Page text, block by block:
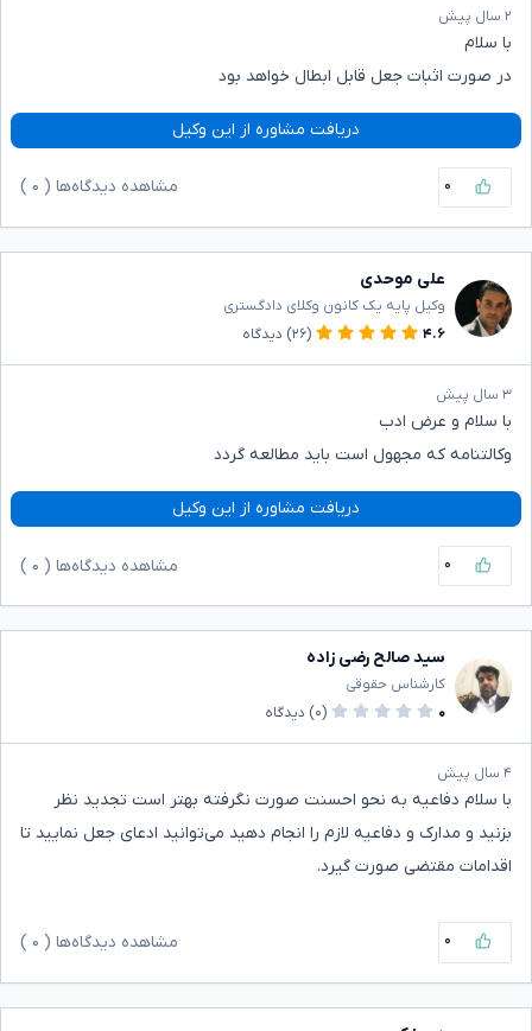
۲ سال پیش
با سلام
در صورت اثبات جعل قابل ابطال خواهد بود
دریافت مشاوره از این وکیل
۰ مشاهده دیدگاه‌ها ( ۰
علی موحدی
وکیل پایه یک کانون وکلای دادگستری
۴.۶
(۲۶) دیدگاه
۳ سال پیش
با سلام و عرض ادب
وکالتنامه که مجهول است باید مطالعه گردد
دریافت مشاوره از این وکیل
۰ مشاهده دیدگاه‌ها ( ۰
سید صالح رضی زاده
کارشناس حقوقی
۰
(۰) دیدگاه
۴ سال پیش
با سلام دفاعیه به نحو احسنت صورت نگرفته بهتر است تجدید نظر
بزنید و مدارک و دفاعیه لازم را انجام دهید می‌توانید ادعای جعل نمایید تا
اقدامات مقتضی صورت گیرد.
۰ مشاهده دیدگاه‌ها ( ۰